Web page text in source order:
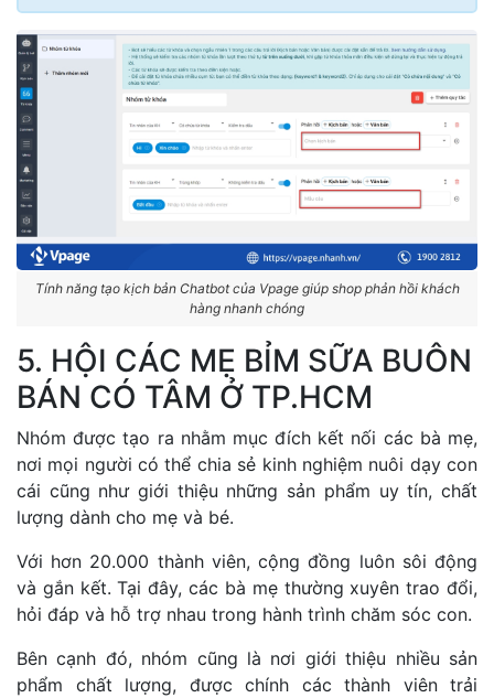
Tính năng tạo kịch bản Chatbot của Vpage giúp shop phản hồi khách
hàng nhanh chóng
5. HỘI CÁC MẸ BỈM SỮA BUÔN
BÁN CÓ TÂM Ở TP.HCM
Nhóm được tạo ra nhằm mục đích kết nối các bà mẹ,
nơi mọi người có thể chia sẻ kinh nghiệm nuôi dạy con
cái cũng như giới thiệu những sản phẩm uy tín, chất
lượng dành cho mẹ và bé.
Với hơn 20.000 thành viên, cộng đồng luôn sôi động
và gắn kết. Tại đây, các bà mẹ thường xuyên trao đổi,
hỏi đáp và hỗ trợ nhau trong hành trình chăm sóc con.
Bên cạnh đó, nhóm cũng là nơi giới thiệu nhiều sản
phẩm chất lượng, được chính các thành viên trải